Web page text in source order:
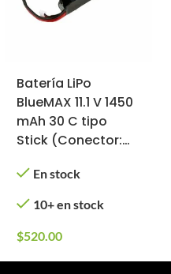
Batería LiPo
BlueMAX 11.1 V 1450
mAh 30 C tipo
Stick (Conector:
En stock
10+ en stock
$520.00